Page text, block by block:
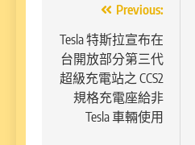
章
導
覽
Previous:
Tesla 特斯拉宣布在
台開放部分第三代
超級充電站之 CCS2
規格充電座給非
Tesla 車輛使用